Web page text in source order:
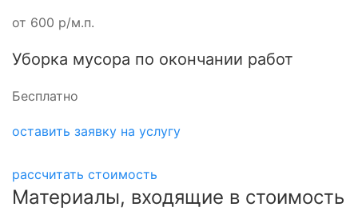
от 600 р/м.п.
Уборка мусора по окончании работ
Бесплатно
оставить заявку на услугу
рассчитать стоимость
Материалы, входящие в стоимость